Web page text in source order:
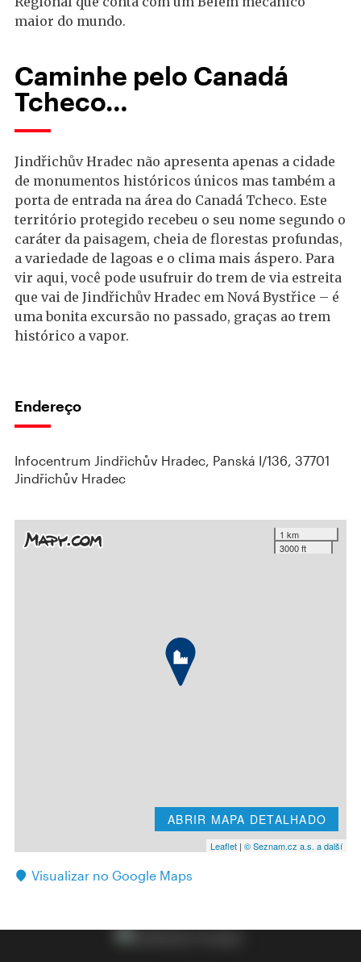
maior do mundo.
Caminhe pelo Canadá
Tcheco…
Jindřichův Hradec não apresenta apenas a cidade
de monumentos históricos únicos mas também a
porta de entrada na área do Canadá Tcheco. Este
território protegido recebeu o seu nome segundo o
caráter da paisagem, cheia de florestas profundas,
a variedade de lagoas e o clima mais áspero. Para
vir aqui, você pode usufruir do trem de via estreita
que vai de Jindřichův Hradec em Nová Bystřice – é
uma bonita excursão no passado, graças ao trem
histórico a vapor.
Endereço
Infocentrum Jindřichův Hradec, Panská I/136, 37701
Jindřichův Hradec
1 km
3000 ft
ABRIR MAPA DETALHADO
Leaflet | © Seznam.cz a.s. a další
Visualizar no Google Maps